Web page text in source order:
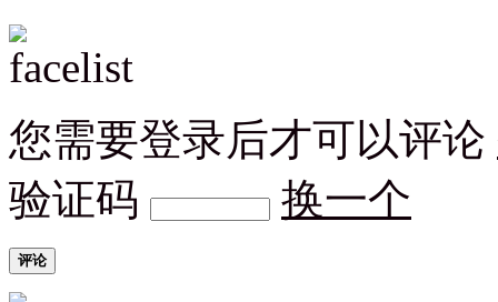
您需要登录后才可以评论
验证码
换一个
评论